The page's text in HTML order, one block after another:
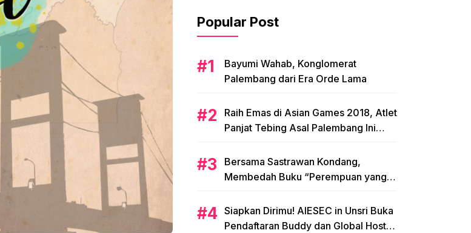
Popular Post
Bayumi Wahab, Konglomerat
Palembang dari Era Orde Lama
Raih Emas di Asian Games 2018, Atlet
Panjat Tebing Asal Palembang Ini
Bersama Sastrawan Kondang,
Membedah Buku “Perempuan yang
Siapkan Dirimu! AIESEC in Unsri Buka
Pendaftaran Buddy dan Global Host